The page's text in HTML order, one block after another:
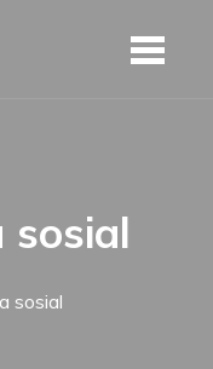
sosial
sosial